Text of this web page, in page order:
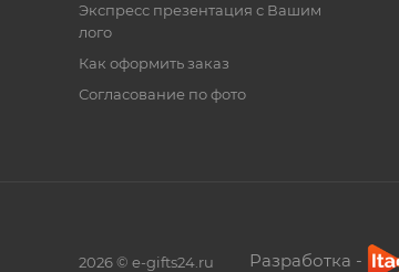
Экспресс презентация с Вашим
лого
Как оформить заказ
Согласование по фото
2026 © e-gifts24.ru Разработка -